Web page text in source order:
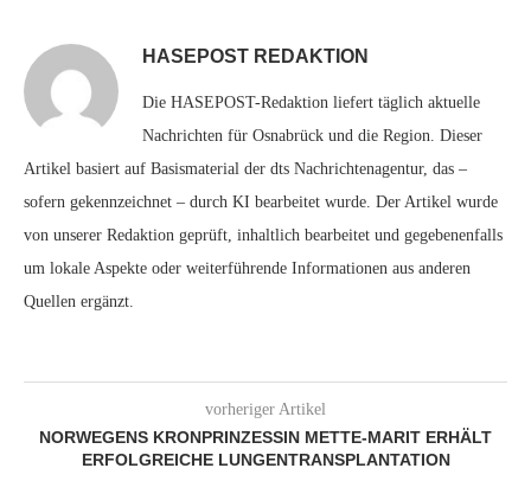
HASEPOST REDAKTION
Die HASEPOST-Redaktion liefert täglich aktuelle
Nachrichten für Osnabrück und die Region. Dieser
Artikel basiert auf Basismaterial der dts Nachrichtenagentur, das –
sofern gekennzeichnet – durch KI bearbeitet wurde. Der Artikel wurde
von unserer Redaktion geprüft, inhaltlich bearbeitet und gegebenenfalls
um lokale Aspekte oder weiterführende Informationen aus anderen
Quellen ergänzt.
vorheriger Artikel
NORWEGENS KRONPRINZESSIN METTE-MARIT ERHÄLT
ERFOLGREICHE LUNGENTRANSPLANTATION